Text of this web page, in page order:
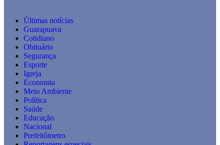
Últimas notícias
Guarapuava
Cotidiano
Obituário
Segurança
Esporte
Igreja
Economia
Meio Ambiente
Política
Saúde
Educação
Nacional
Prefeitômetro